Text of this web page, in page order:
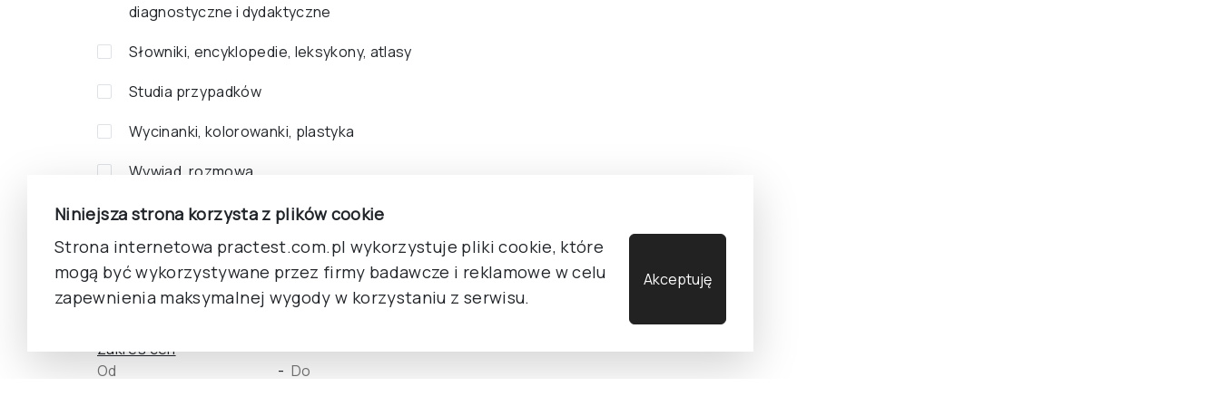
Niniejsza strona korzysta z plików cookie
Strona internetowa practest.com.pl wykorzystuje pliki cookie, które
mogą być wykorzystywane przez firmy badawcze i reklamowe w celu
zapewnienia maksymalnej wygody w korzystaniu z serwisu.
Akceptuję
diagnostyczne i dydaktyczne
Słowniki, encyklopedie, leksykony, atlasy
Studia przypadków
Wycinanki, kolorowanki, plastyka
Wywiad, rozmowa
Zabawki, gry zręcznościowe
Zagadki, łamigłówki, zadania
Zbiór artykułów
Zakres cen
-